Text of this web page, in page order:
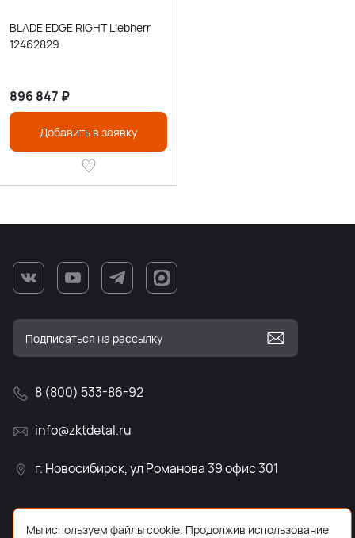
BLADE EDGE RIGHT Liebherr
12462829
896 847 ₽
Добавить в заявку
8 (800) 533-86-92
info@zktdetal.ru
г. Новосибирск, ул Романова 39 офис 301
Мы используем файлы cookie. Продолжив использование